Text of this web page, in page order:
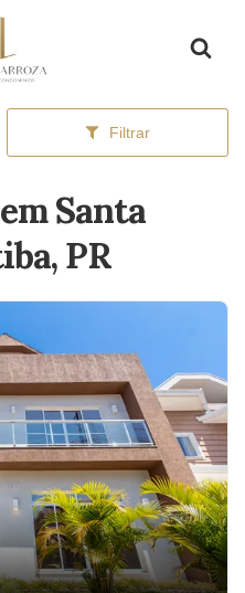
Filtrar
Santa
PR